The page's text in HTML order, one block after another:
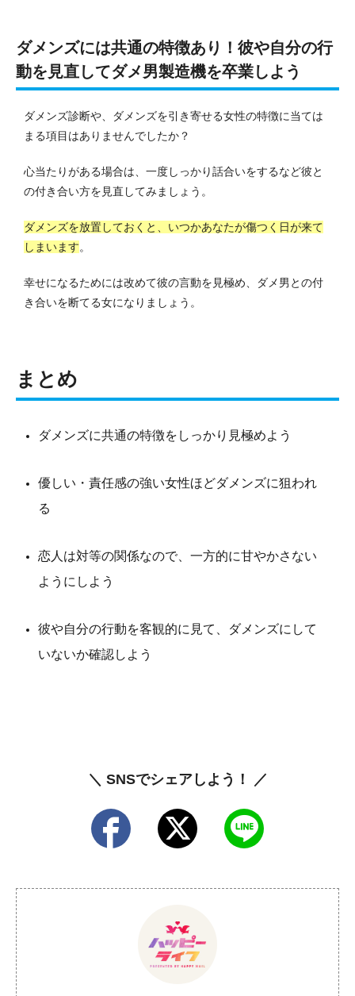
ダメンズには共通の特徴あり！彼や自分の行
動を見直してダメ男製造機を卒業しよう
ダメンズ診断や、ダメンズを引き寄せる女性の特徴に当ては
まる項目はありませんでしたか？
心当たりがある場合は、一度しっかり話合いをするなど彼と
の付き合い方を見直してみましょう。
ダメンズを放置しておくと、いつかあなたが傷つく日が来て
しまいます。
幸せになるためには改めて彼の言動を見極め、ダメ男との付
き合いを断てる女になりましょう。
まとめ
ダメンズに共通の特徴をしっかり見極めよう
優しい・責任感の強い女性ほどダメンズに狙われ
る
恋人は対等の関係なので、一方的に甘やかさない
ようにしよう
彼や自分の行動を客観的に見て、ダメンズにして
いないか確認しよう
＼ SNSでシェアしよう！ ／